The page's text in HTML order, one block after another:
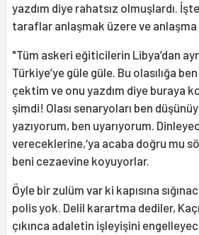
yazdım diye rahatsız olmuşlardı.
taraflar anlaşmak üzere ve
"Tüm askeri eğiticilerin Libya’dan
Türkiye’ye güle güle. Bu olasılığa
çektim ve onu yazdım diye buraya
şimdi! Olası senaryoları ben
yazıyorum, ben uyarıyorum.
vereceklerine,‘ya acaba doğru mu
beni cezaevine koyuyorlar.
Öyle bir zulüm var ki kapısına
polis yok. Delil karartma dediler,
çıkınca adaletin işleyişini